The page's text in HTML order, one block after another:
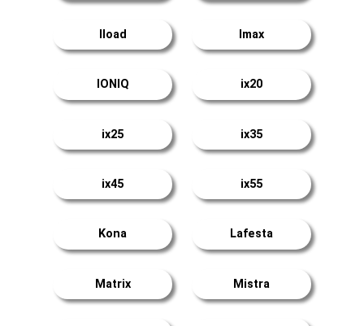
Iload Imax
IONIQ ix20
ix25 ix35
ix45 ix55
Kona Lafesta
Matrix Mistra